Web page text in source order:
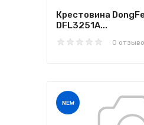
Крестовина
DFL3251A...
0
NEW